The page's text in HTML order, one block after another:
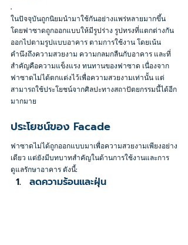
.
ในปัจจุบันถูกนิยมนำมาใช้กันอย่างแพร่หลายมากขึ้น
โดยฟาซาดถูกออกแบบให้มีรูปร่าง รูปทรงที่แตกต่างกัน
ออกไปตามรูปแบบอาคาร ตามการใช้งาน โดยเน้น
คำนึงถึงความสวยงาม ความกลมกลืนกับอาคาร และที่
สำคัญคือความแข็งแรง ทนทานของฟาซาด เนื่องจาก
ฟาซาดไม่ได้ตกแต่งไว้เพื่อความสวยงามเท่านั้น แต่
สามารถใช้ประโยชน์จากศิลปะทางสถาปัตยกรรมนี้ได้อีก
มากมาย
ประโยชน์ของ Facade
ฟาซาดไม่ได้ถูกออกแบบมาเพื่อความสวยงามเพียงอย่าง
เดียว แต่ยังมีบทบาทสำคัญในด้านการใช้งานและการ
ดูแลรักษาอาคาร ดังนี้:
ลดความร้อนและฝุ่น